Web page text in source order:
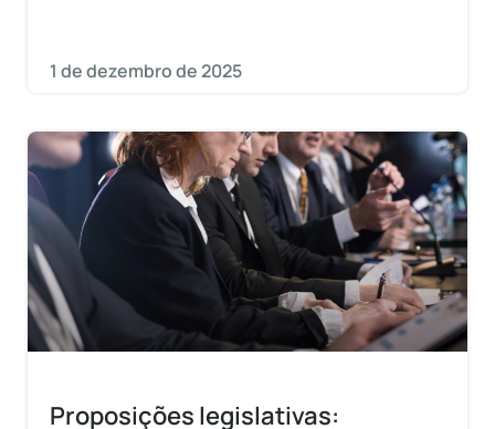
1 de dezembro de 2025
Proposições legislativas: